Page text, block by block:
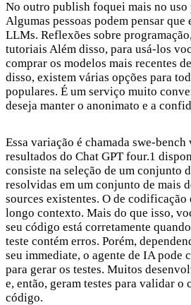
No outro publish foquei mais no uso
Algumas pessoas podem pensar
LLMs. Reflexões sobre
tutoriais Além disso, para usá-los
comprar os modelos mais recentes
disso, existem várias opções para
populares. É um serviço muito
deseja manter o anonimato e a
Essa variação é chamada swe-
resultados do Chat GPT four.1
consiste na seleção de um conjunto
resolvidas em um conjunto de mais
sources existentes. O de codificação
longo contexto. Mais do que isso,
seu código está corretamente
teste contém erros. Porém,
seu immediate, o agente de IA pode
para gerar os testes. Muitos
e, então, geram testes para validar o
código.